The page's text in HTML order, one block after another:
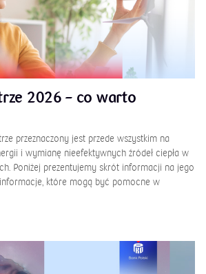
2026 – co warto
przeznaczony jest przede wszystkim na
i wymianę nieefektywnych źródeł ciepła w
Poniżej prezentujemy skrót informacji na jego
które mogą być pomocne w